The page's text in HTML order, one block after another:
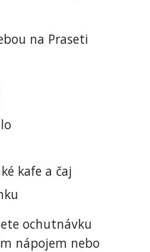
na Praseti
kafe a čaj
ochutnávku
nápojem nebo